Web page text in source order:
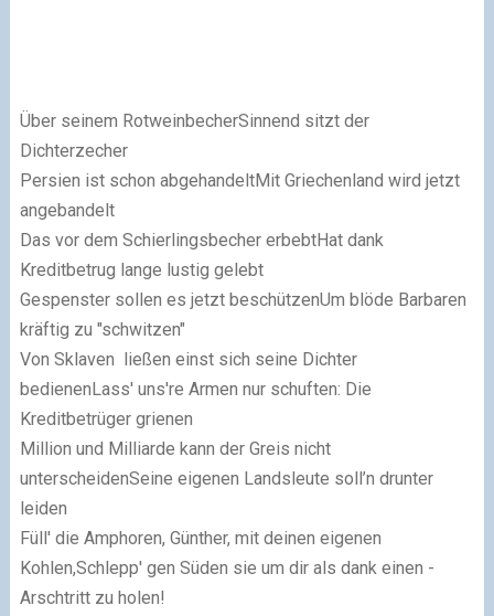
Über seinem RotweinbecherSinnend sitzt der
Dichterzecher
Persien ist schon abgehandeltMit Griechenland wird jetzt
angebandelt
Das vor dem Schierlingsbecher erbebtHat dank
Kreditbetrug lange lustig gelebt
Gespenster sollen es jetzt beschützenUm blöde Barbaren
kräftig zu "schwitzen"
Von Sklaven ließen einst sich seine Dichter
bedienenLass' uns're Armen nur schuften: Die
Kreditbetrüger grienen
Million und Milliarde kann der Greis nicht
unterscheidenSeine eigenen Landsleute soll’n drunter
leiden
Füll' die Amphoren, Günther, mit deinen eigenen
Kohlen,Schlepp' gen Süden sie um dir als dank einen -
Arschtritt zu holen!